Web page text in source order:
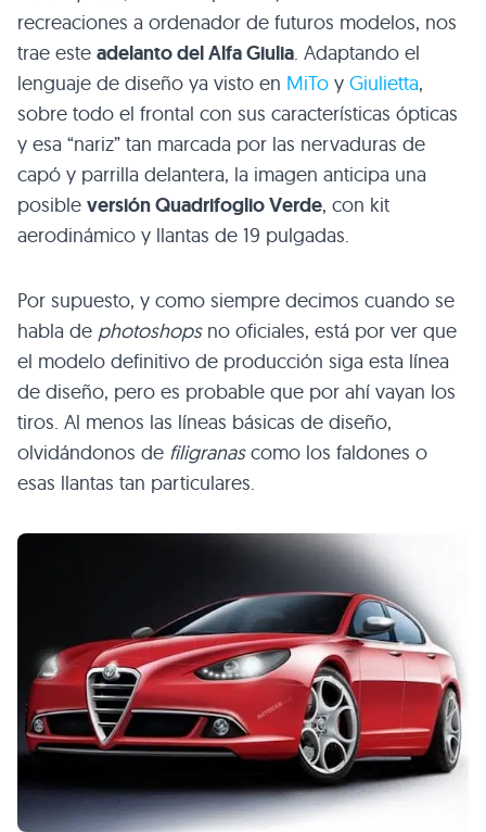
recreaciones a ordenador de futuros modelos, nos
trae este adelanto del Alfa Giulia. Adaptando el
lenguaje de diseño ya visto en MiTo y Giulietta,
sobre todo el frontal con sus características ópticas
y esa “nariz” tan marcada por las nervaduras de
capó y parrilla delantera, la imagen anticipa una
posible versión Quadrifoglio Verde, con kit
aerodinámico y llantas de 19 pulgadas.
Por supuesto, y como siempre decimos cuando se
habla de photoshopsno oficiales, está por ver que
el modelo definitivo de producción siga esta línea
de diseño, pero es probable que por ahí vayan los
tiros. Al menos las líneas básicas de diseño,
olvidándonos de filigranascomo los faldones o
esas llantas tan particulares.